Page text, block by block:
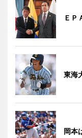
ＥＰ
東海
岡本